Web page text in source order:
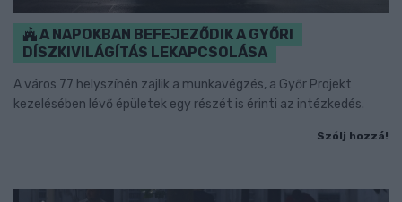
A NAPOKBAN BEFEJEZŐDIK A GYŐRI
DÍSZKIVILÁGÍTÁS LEKAPCSOLÁSA
A város 77 helyszínén zajlik a munkavégzés, a Győr Projekt
kezelésében lévő épületek egy részét is érinti az intézkedés.
Szólj hozzá!